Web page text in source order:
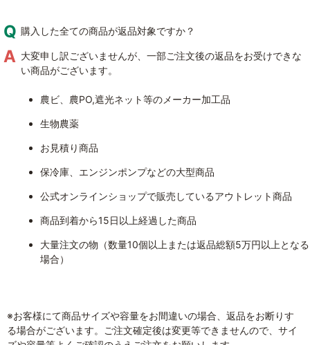
購入した全ての商品が返品対象ですか？
大変申し訳ございませんが、一部ご注文後の返品をお受けできな
い商品がございます。
農ビ、農PO,遮光ネット等のメーカー加工品
生物農薬
お見積り商品
保冷庫、エンジンポンプなどの大型商品
公式オンラインショップで販売しているアウトレット商品
商品到着から15日以上経過した商品
大量注文の物（数量10個以上または返品総額5万円以上となる
場合）
※お客様にて商品サイズや容量をお間違いの場合、返品をお断りす
る場合がございます。ご注文確定後は変更等できませんので、サイ